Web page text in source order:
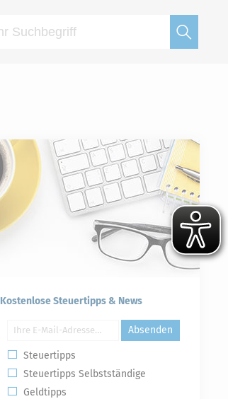
Kostenlose Steuertipps & News
Absenden
Steuertipps
Steuertipps Selbstständige
Geldtipps